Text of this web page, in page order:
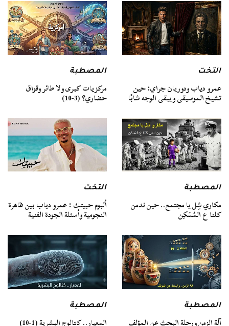
التخت
عمرو دياب ودوريان جراي: حين
تشيخ الموسيقى ويبقى الوجه شابًا
المصطبة
مركزيات كبرى ولا طائر وقواق
حضاري؟ (3-10)
المصطبة
مكاري شِل يا مجتمع.. حين ندمن
كلنا ع المُسَكِن
التخت
ألبوم حبيتك : عمرو دياب بين ظاهرة
النجومية وأسئلة الجودة الفنية
المصطبة
آلة الزمن ورحلة البحث عن المؤلف
المصطبة
المعيار.. كتالوج البشرية (1-10)